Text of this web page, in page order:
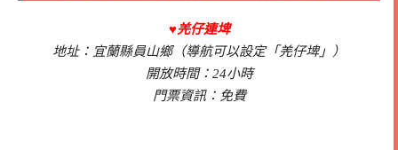
♥羌仔連埤
地址：宜蘭縣員山鄉（導航可以設定「羌仔埤」）
開放時間：24小時
門票資訊：免費